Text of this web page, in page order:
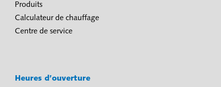
Produits
Calculateur de chauffage
Centre de service
Heures d’ouverture